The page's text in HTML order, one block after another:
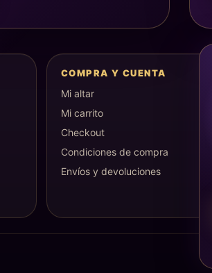
COMPRA Y CUENTA
Mi altar
Mi carrito
Checkout
Condiciones de compra
Envíos y devoluciones